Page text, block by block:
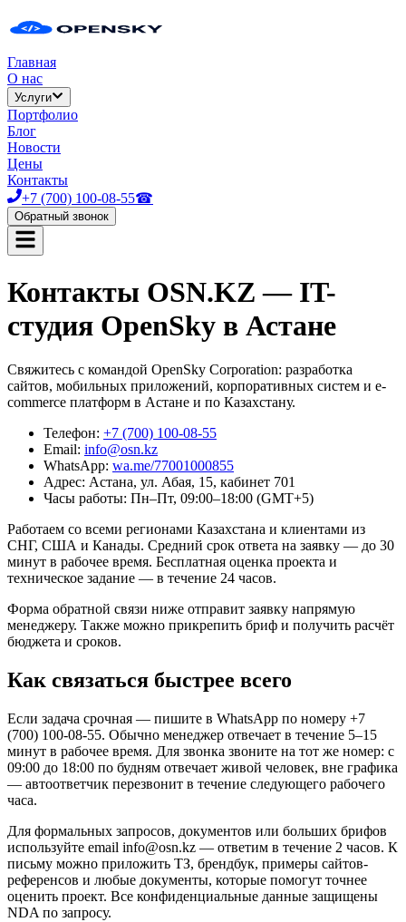
Главная
О нас
Услуги
Портфолио
Блог
Новости
Цены
Контакты
+7 (700) 100-08-55☎
Обратный звонок
Контакты OSN.KZ — IT-
студия OpenSky в Астане
Свяжитесь с командой OpenSky Corporation: разработка
сайтов, мобильных приложений, корпоративных систем и e-
commerce платформ в Астане и по Казахстану.
Телефон: +7 (700) 100-08-55
Email: info@osn.kz
WhatsApp: wa.me/77001000855
Адрес: Астана, ул. Абая, 15, кабинет 701
Часы работы: Пн–Пт, 09:00–18:00 (GMT+5)
Работаем со всеми регионами Казахстана и клиентами из
СНГ, США и Канады. Средний срок ответа на заявку — до 30
минут в рабочее время. Бесплатная оценка проекта и
техническое задание — в течение 24 часов.
Форма обратной связи ниже отправит заявку напрямую
менеджеру. Также можно прикрепить бриф и получить расчёт
бюджета и сроков.
Как связаться быстрее всего
Если задача срочная — пишите в WhatsApp по номеру +7
(700) 100-08-55. Обычно менеджер отвечает в течение 5–15
минут в рабочее время. Для звонка звоните на тот же номер: с
09:00 до 18:00 по будням отвечает живой человек, вне графика
— автоответчик перезвонит в течение следующего рабочего
часа.
Для формальных запросов, документов или больших брифов
используйте email info@osn.kz — ответим в течение 2 часов. К
письму можно приложить ТЗ, брендбук, примеры сайтов-
референсов и любые документы, которые помогут точнее
оценить проект. Все конфиденциальные данные защищены
NDA по запросу.